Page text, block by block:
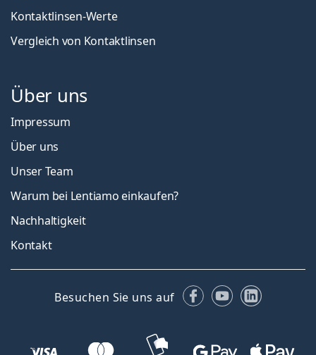
Kontaktlinsen-Werte
Vergleich von Kontaktlinsen
Über uns
Impressum
Über uns
Unser Team
Warum bei Lentiamo einkaufen?
Nachhaltigkeit
Kontakt
Besuchen Sie uns auf Facebook
YouTubeLinkedIn